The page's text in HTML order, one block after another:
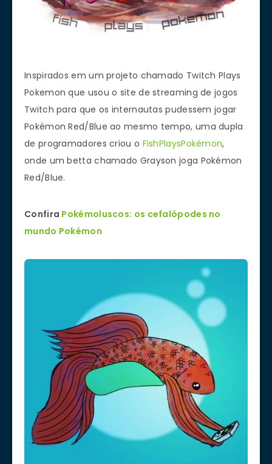
Inspirados em um projeto chamado Twitch Plays
Pokemon que usou o site de streaming de jogos
Twitch para que os internautas pudessem jogar
Pokémon Red/Blue ao mesmo tempo, uma dupla
de programadores criou o FishPlaysPokémon,
onde um betta chamado Grayson joga Pokémon
Red/Blue.
Confira Pokémoluscos: os cefalópodes no
mundo Pokémon